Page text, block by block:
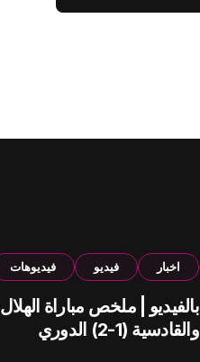
اخبار فيديو فيديوهات
بالفيديو | ملخص مباراة الهلال
والقادسية (1-2) الدوري